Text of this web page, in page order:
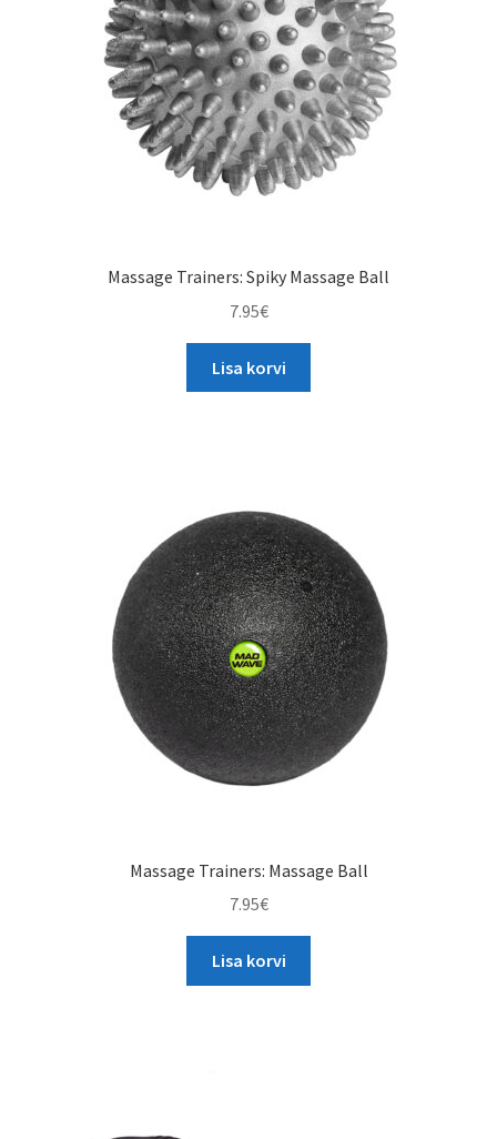
Massage Trainers: Spiky Massage Ball
7.95€
Lisa korvi
Massage Trainers: Massage Ball
7.95€
Lisa korvi